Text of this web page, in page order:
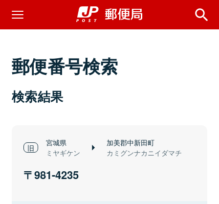
郵便番号検索
検索結果
宮城県
ミヤギケン
加美郡中新田町
カミグンナカニイダマチ
981-4235